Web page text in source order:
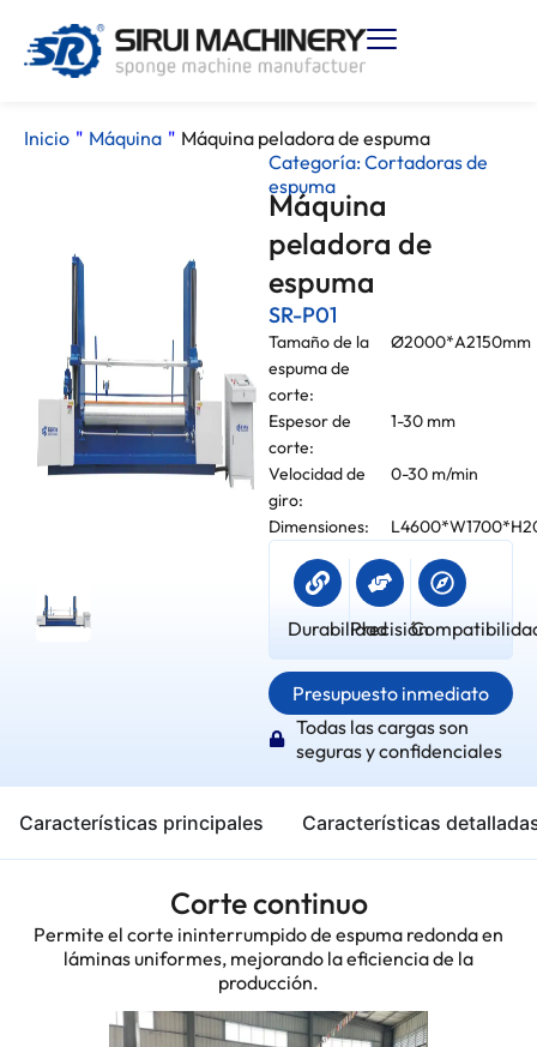
Inicio " Máquina " Máquina peladora de espuma
Categoría:Cortadoras de
espuma
Máquina
peladora de
espuma
SR-P01
Tamaño de la
espuma de
corte:
Ø2000*A2150mm
Espesor de
corte:
1-30 mm
Velocidad de
giro:
0-30 m/min
Dimensiones:
DurabilidadPrecisión
Presupuesto inmediato
Todas las cargas son
seguras y confidenciales
Características principales Características
Corte continuo
Permite el corte ininterrumpido de espuma redonda en
láminas uniformes, mejorando la eficiencia de la
producción.